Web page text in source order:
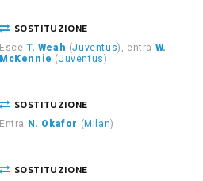
SOSTITUZIONE
Esce T. Weah (Juventus), entra W.
McKennie (Juventus)
SOSTITUZIONE
Entra N. Okafor ( Milan)
SOSTITUZIONE